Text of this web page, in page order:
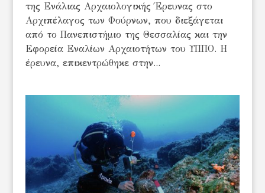
της Ενάλιας Αρχαιολογικής Έρευνας στο
Αρχιπέλαγος των Φούρνων, που διεξάγεται
από το Πανεπιστήμιο της Θεσσαλίας και την
Εφορεία Εναλίων Αρχαιοτήτων του ΥΠΠΟ. Η
έρευνα, επικεντρώθηκε στην...